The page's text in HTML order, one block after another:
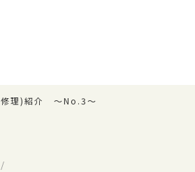
修理)紹介 ～No.3～